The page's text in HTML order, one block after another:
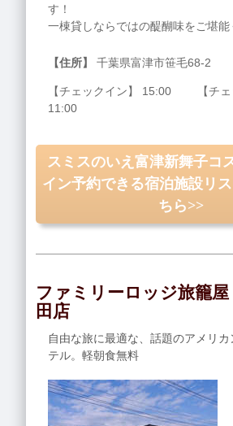
す！
一棟貸しならではの醍醐味をご堪能
【住所】 千葉県富津市笹毛68‐2
【チェックイン】 15:00 【チェ
11:00
スミスのいえ富津新舞子コ
イン予約できる宿泊施設リ
ちら>>
ファミリーロッジ旅籠屋
田店
自由な旅に最適な、話題のアメリ
テル。軽朝食無料